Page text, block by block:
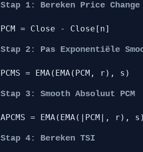
Stap 1: Bereken Price Change
PCM = Close - Close[n]
Stap 2: Pas Exponentiële
PCMS = EMA(EMA(PCM, r), s)
Stap 3: Smooth Absoluut PCM
APCMS = EMA(EMA(|PCM|, r), s)
Stap 4: Bereken TSI